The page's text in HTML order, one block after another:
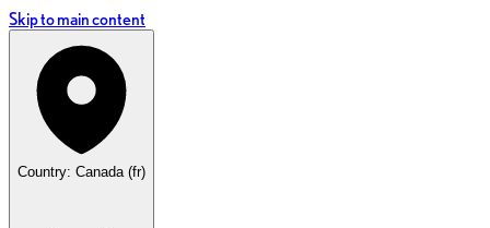
Skip to main content
Country: Canada (fr)